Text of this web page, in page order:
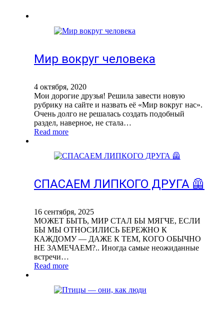
Мир вокруг человека
4 октября, 2020
Мои дорогие друзья! Решила завести новую
рубрику на сайте и назвать её «Мир вокруг нас».
Очень долго не решалась создать подобный
раздел, наверное, не стала…
Read more
СПАСАЕМ ЛИПКОГО ДРУГА 🦺
16 сентября, 2025
МОЖЕТ БЫТЬ, МИР СТАЛ БЫ МЯГЧЕ, ЕСЛИ
БЫ МЫ ОТНОСИЛИСЬ БЕРЕЖНО К
КАЖДОМУ — ДАЖЕ К ТЕМ, КОГО ОБЫЧНО
НЕ ЗАМЕЧАЕМ?.. Иногда самые неожиданные
встречи…
Read more